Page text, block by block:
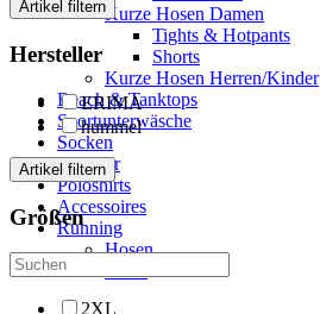
Kurze Hosen Damen
Tights & Hotpants
Shorts
Kurze Hosen Herren/Kinder
Beach & Tanktops
Sportunterwäsche
Socken
Outdoor
Poloshirts
Accessoires
Running
Hosen
Artikel filtern
Hersteller
ERIMA
hummel
Artikel filtern
Größen
2XL